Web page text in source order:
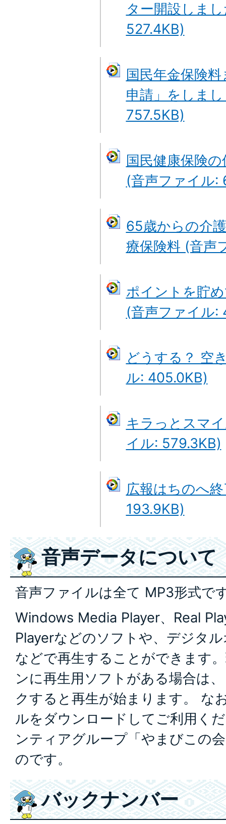
ター開設しま
527.4KB)
国民年金保険
申請」をしま
757.5KB)
国民健康保険
(音声ファイル:
65歳からの介
療保険料 (音声
ポイントを貯
(音声ファイル:
どうする？ 空
ル: 405.0KB)
キラっとスマ
イル: 579.3KB)
広報はちのへ
193.9KB)
音声データについて
音声ファイルは全て MP3形式で
Windows Media Player、Real
Playerなどのソフトや、デジタ
などで再生することができます
ンに再生用ソフトがある場合は
クすると再生が始まります。 な
ルをダウンロードしてご利用く
ンティアグループ「やまびこの
のです。
バックナンバー